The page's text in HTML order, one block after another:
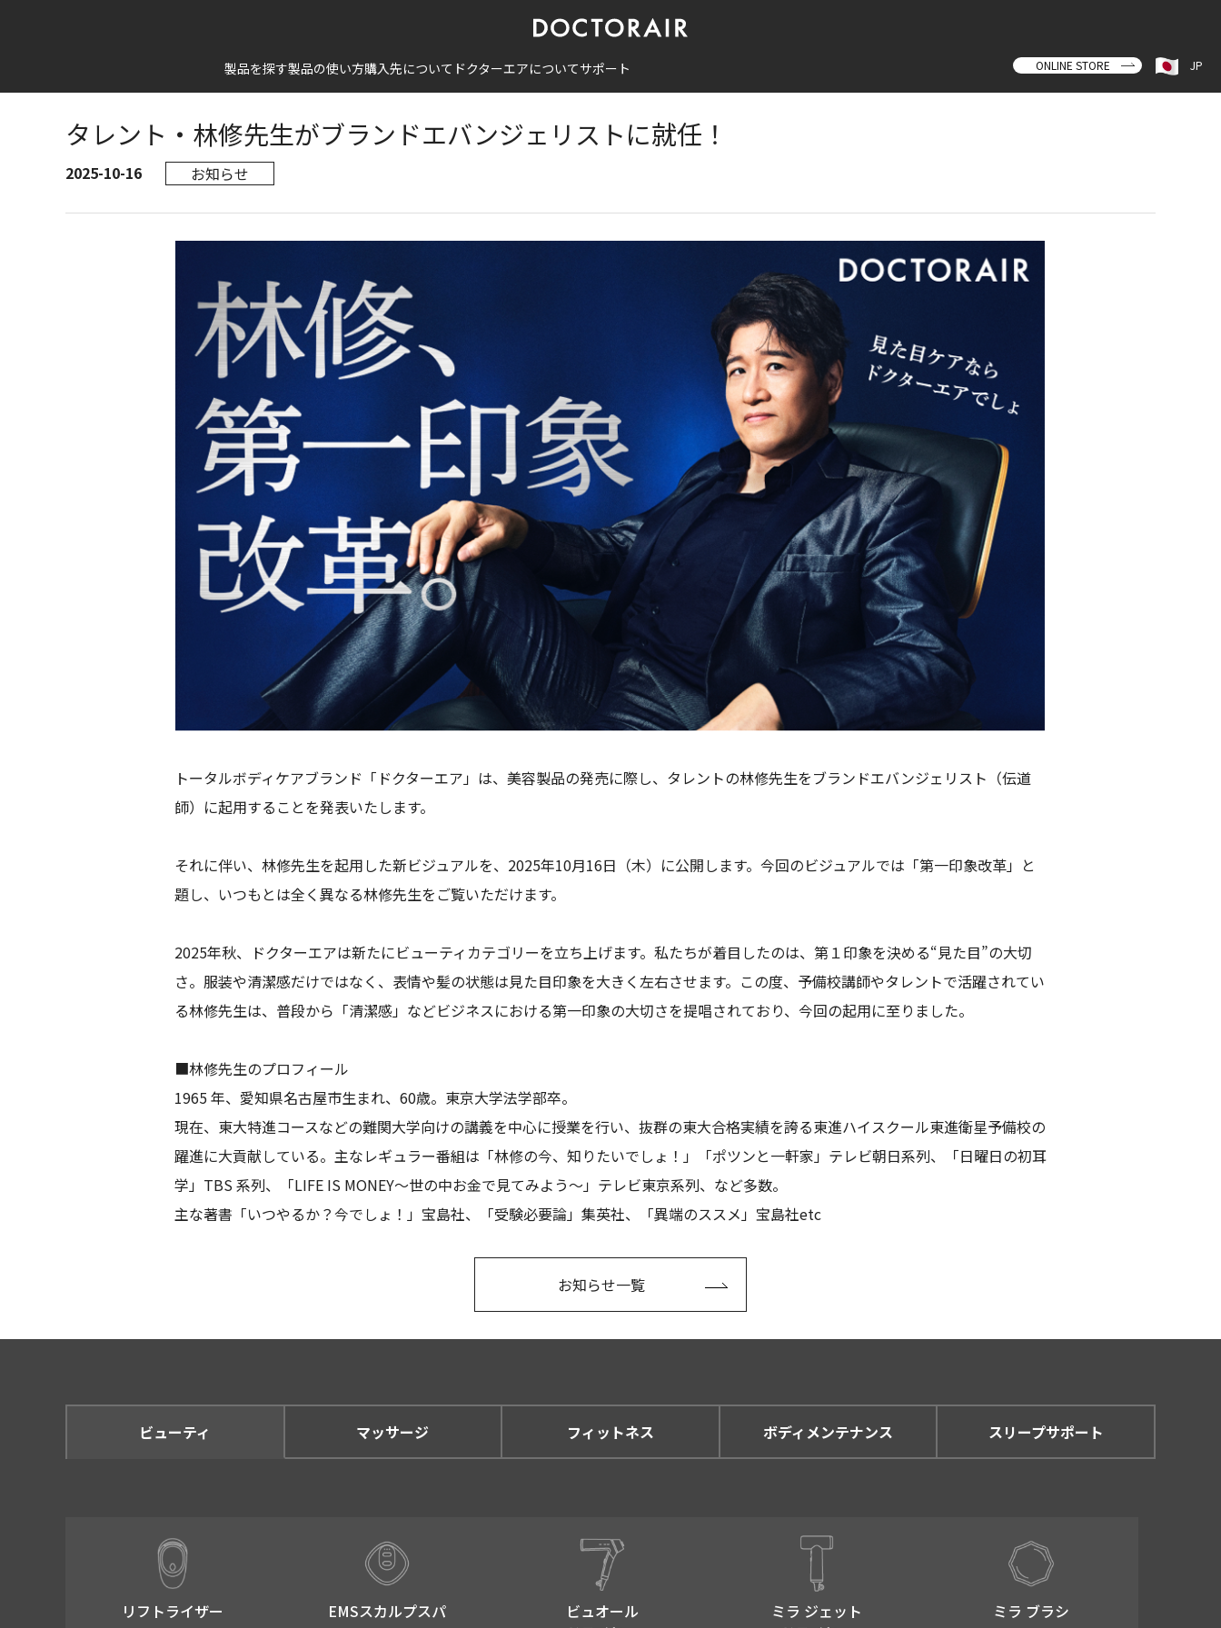
製品を探す製品の使い方購入先について ドクターエアについてサポート ONLINE STORE JP
タレント・林修先生がブランドエバンジェリストに就任！
タレント・林修先生がブランドエバンジェリストに就任！
2025-10-16 お知らせ
トータルボディケアブランド「ドクターエア」は、美容製品の発売に際し、タレントの林修先生をブランドエバンジェリスト（伝道
師）に起用することを発表いたします。
それに伴い、林修先生を起用した新ビジュアルを、2025年10月16日（木）に公開します。今回のビジュアルでは「第一印象改革」と
題し、いつもとは全く異なる林修先生をご覧いただけます。
2025年秋、ドクターエアは新たにビューティカテゴリーを立ち上げます。私たちが着目したのは、第１印象を決める“見た目”の大切
さ。服装や清潔感だけではなく、表情や髪の状態は見た目印象を大きく左右させます。この度、予備校講師やタレントで活躍されてい
る林修先生は、普段から「清潔感」などビジネスにおける第一印象の大切さを提唱されており、今回の起用に至りました。
■林修先生のプロフィール
1965 年、愛知県名古屋市生まれ、60歳。東京大学法学部卒。
現在、東大特進コースなどの難関大学向けの講義を中心に授業を行い、抜群の東大合格実績を誇る東進ハイスクール東進衛星予備校の
躍進に大貢献している。主なレギュラー番組は「林修の今、知りたいでしょ！」「ポツンと一軒家」テレビ朝日系列、「日曜日の初耳
学」TBS 系列、「LIFE IS MONEY〜世の中お金で見てみよう〜」テレビ東京系列、など多数。
主な著書「いつやるか？今でしょ！」宝島社、「受験必要論」集英社、「異端のススメ」宝島社etc
お知らせ一覧
ビューティ マッサージ フィットネス ボディメンテナンス スリープサポート
リフトライザー​ EMSスカルプスパ​
ビュオール
ミラ ジェット
ミラ ブラシ